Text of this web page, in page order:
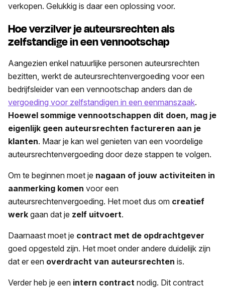
verkopen. Gelukkig is daar een oplossing voor.
Hoe verzilver je auteursrechten als
zelfstandige in een vennootschap
Aangezien enkel natuurlijke personen auteursrechten
bezitten, werkt de auteursrechtenvergoeding voor een
bedrijfsleider van een vennootschap anders dan de
vergoeding voor zelfstandigen in een eenmanszaak.
Hoewel sommige vennootschappen dit doen, mag je
eigenlijk geen auteursrechten factureren aan je
klanten. Maar je kan wel genieten van een voordelige
auteursrechtenvergoeding door deze stappen te volgen.
Om te beginnen moet je nagaan of jouw activiteiten in
aanmerking komen voor een
auteursrechtenvergoeding. Het moet dus om creatief
werk gaan dat je zelf uitvoert.
Daarnaast moet je contract met de opdrachtgever
goed opgesteld zijn. Het moet onder andere duidelijk zijn
dat er een overdracht van auteursrechten is.
Verder heb je een intern contract nodig. Dit contract